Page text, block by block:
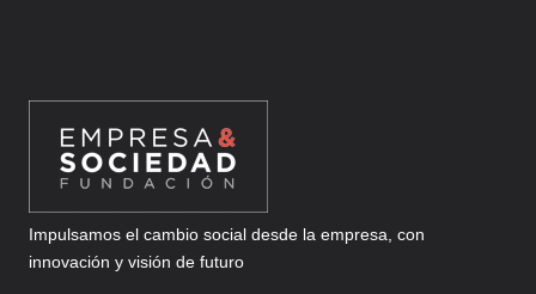
Impulsamos el cambio social desde la empresa, con
innovación y visión de futuro